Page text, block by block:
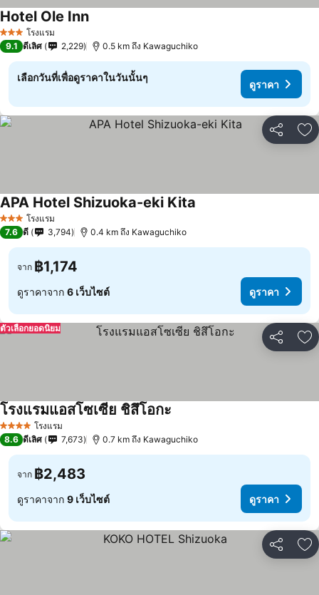
3 ดาว โรงแรม
Hotel Ole Innดูราคา
9.1 ดีเลิศ 2,229 0.5 km ถึง Kawaguchiko
เลือกวันที่เพื่อดูราคาในวันนั้นๆ
ดูราคา
แชร์ เ
3 ดาว โรงแรม
APA Hotel Shizuoka-eki Kita
7.6 ดี 3,794 0.4 km ถึง Kawaguchiko
จาก ฿1,174
ดูราคาจาก 6 เว็บไซต์ ดูราคา
แชร์ เ
ตัวเลือกยอดนิยม
4 ดาว โรงแรม
โรงแรมแอสโซเซีย ชิสึโอกะ
8.6 ดีเลิศ 7,673 0.7 km ถึง Kawaguchiko
จาก ฿2,483
ดูราคาจาก 9 เว็บไซต์ ดูราคา
แชร์ เ